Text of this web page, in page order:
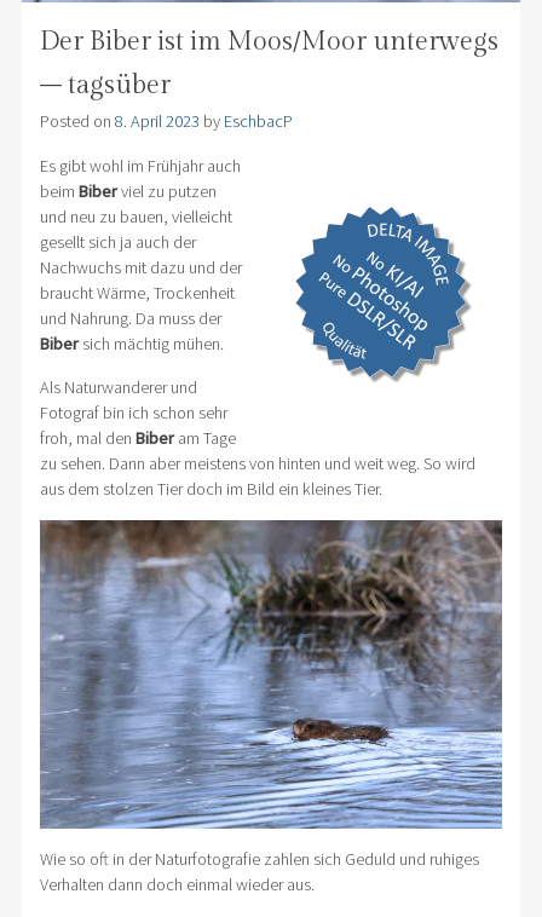
Der Biber ist im Moos/Moor unterwegs
– tagsüber
Posted on 8. April 2023 by EschbacP
Es gibt wohl im Frühjahr auch
beim Biberviel zu putzen
und neu zu bauen, vielleicht
gesellt sich ja auch der
Nachwuchs mit dazu und der
braucht Wärme, Trockenheit
und Nahrung. Da muss der
Bibersich mächtig mühen.
Als Naturwanderer und
Fotograf bin ich schon sehr
froh, mal den Biberam Tage
zu sehen. Dann aber meistens von hinten und weit weg. So wird
aus dem stolzen Tier doch im Bild ein kleines Tier.
Wie so oft in der Naturfotografie zahlen sich Geduld und ruhiges
Verhalten dann doch einmal wieder aus.